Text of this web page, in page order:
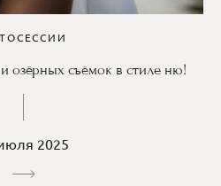
озёрных съёмок в стиле ню!
2025